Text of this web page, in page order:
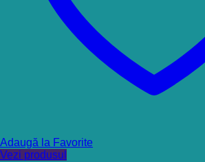
Adaugă la Favorite
Vezi produsul